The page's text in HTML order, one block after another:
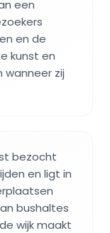
een
en de
kunst en
wanneer zij
bezocht
en ligt in
bushaltes
wijk maakt